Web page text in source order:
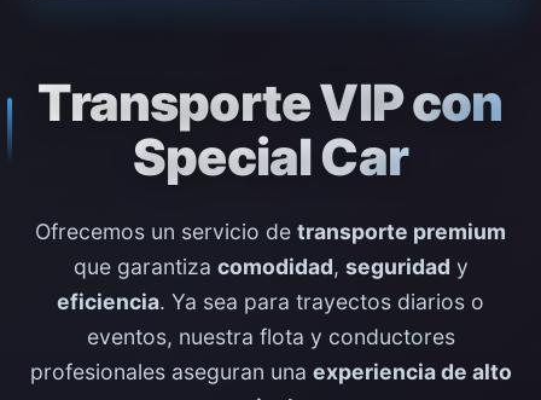
Transporte VIP con
Special Car
Ofrecemos un servicio de transporte premium
que garantiza comodidad, seguridad y
eficiencia. Ya sea para trayectos diarios o
eventos, nuestra flota y conductores
profesionales aseguran una experiencia de alto